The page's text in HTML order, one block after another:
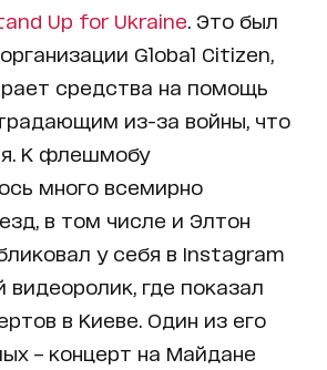
Up for Ukraine . Это был
Global Citizen,
средства на помощь
из-за войны, что
К флешмобу
много всемирно
в том числе и Элтон
у себя в Instagram
видеоролик, где показал
в Киеве. Один из его
– концерт на Майдане